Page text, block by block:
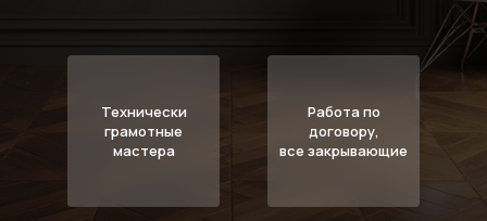
Технически
грамотные
мастера
Работа по
договору,
все закрывающие